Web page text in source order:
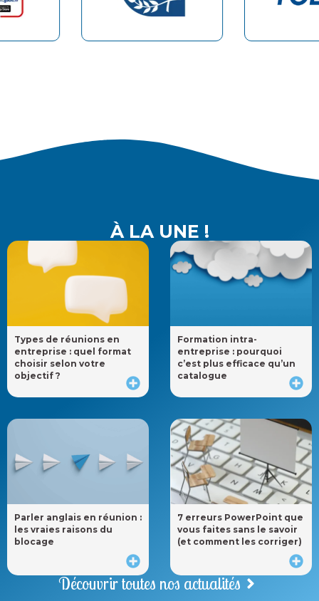
À LA UNE !
Types de réunions en
entreprise : quel format
choisir selon votre
objectif ?
Formation intra-
entreprise : pourquoi
c’est plus efficace qu’un
catalogue
Parler anglais en réunion :
les vraies raisons du
blocage
7 erreurs PowerPoint que
vous faites sans le savoir
(et comment les corriger)
Découvrir toutes nos actualités